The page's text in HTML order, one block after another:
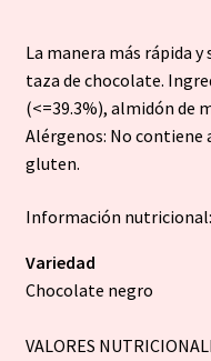
La manera más rápida
taza de chocolate.
(<=39.3%), almidón de
Alérgenos: No contiene
gluten.
Información nutricional:
Variedad
Chocolate negro
VALORES